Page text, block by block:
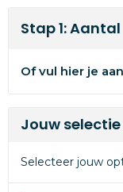
Stap 1: Aantal
Of vul hier je
Jouw
Selecteer jouw